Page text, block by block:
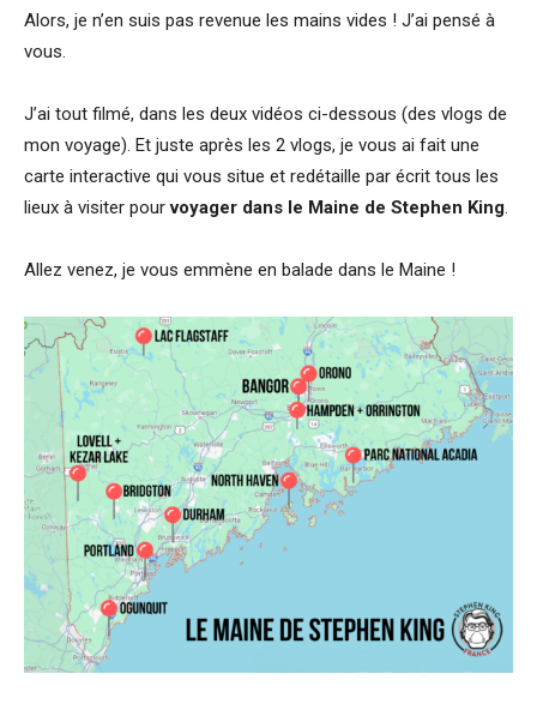
Alors, je n’en suis pas revenue les mains vides ! J’ai pensé à
vous.
J’ai tout filmé, dans les deux vidéos ci-dessous (des vlogs de
mon voyage). Et juste après les 2 vlogs, je vous ai fait une
carte interactive qui vous situe et redétaille par écrit tous les
lieux à visiter pourvoyager dans le Maine de Stephen King.
Allez venez, je vous emmène en balade dans le Maine !